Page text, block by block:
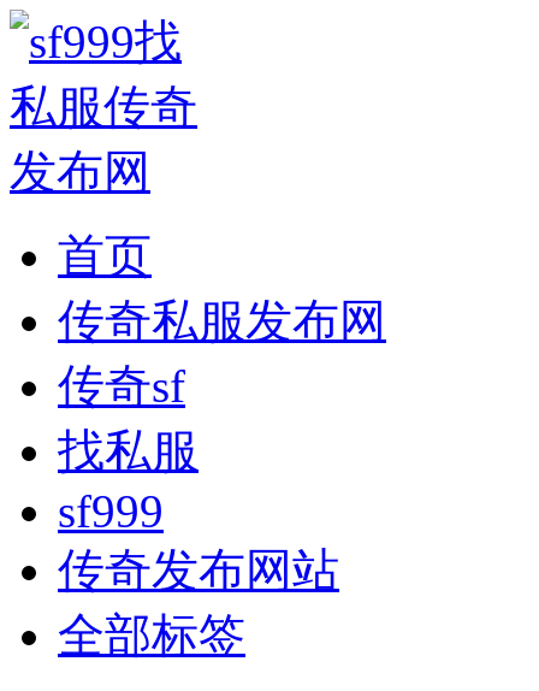
首页
传奇私服发布网
传奇sf
找私服
sf999
传奇发布网站
全部标签